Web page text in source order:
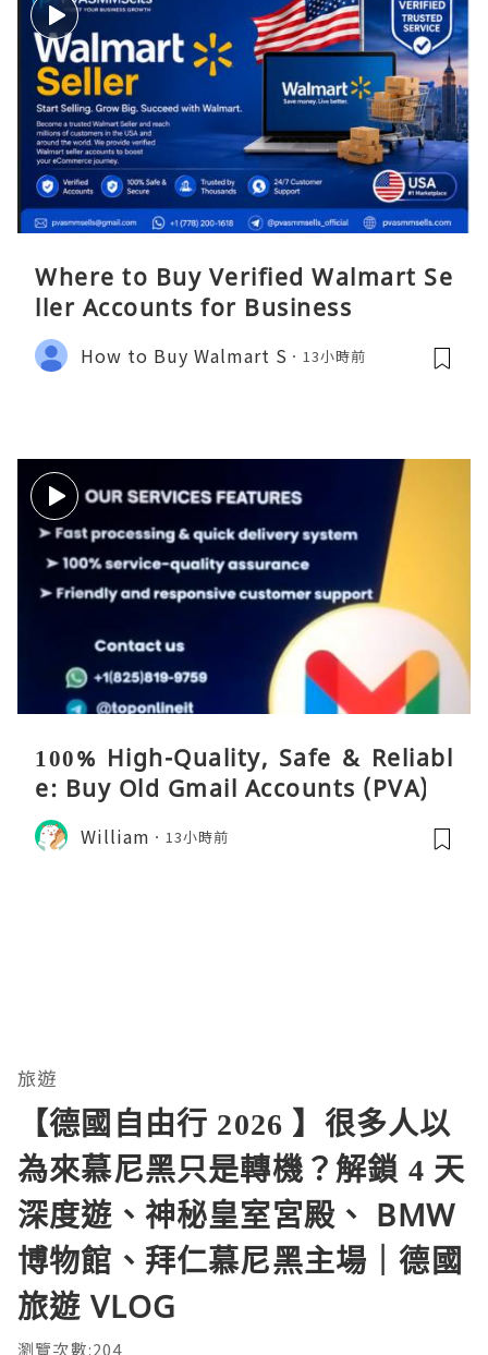
Where to Buy Verified Walmart Se
ller Accounts for Business
How to Buy Walmart S 13小時前
100% High-Quality, Safe & Reliabl
e: Buy Old Gmail Accounts (PVA)
William 13小時前
旅遊
【德國自由行 2026 】很多人以
為來慕尼黑只是轉機？解鎖 4 天
深度遊、神秘皇室宮殿、 BMW
博物館、拜仁慕尼黑主場｜德國
旅遊 VLOG
瀏覽次數:204